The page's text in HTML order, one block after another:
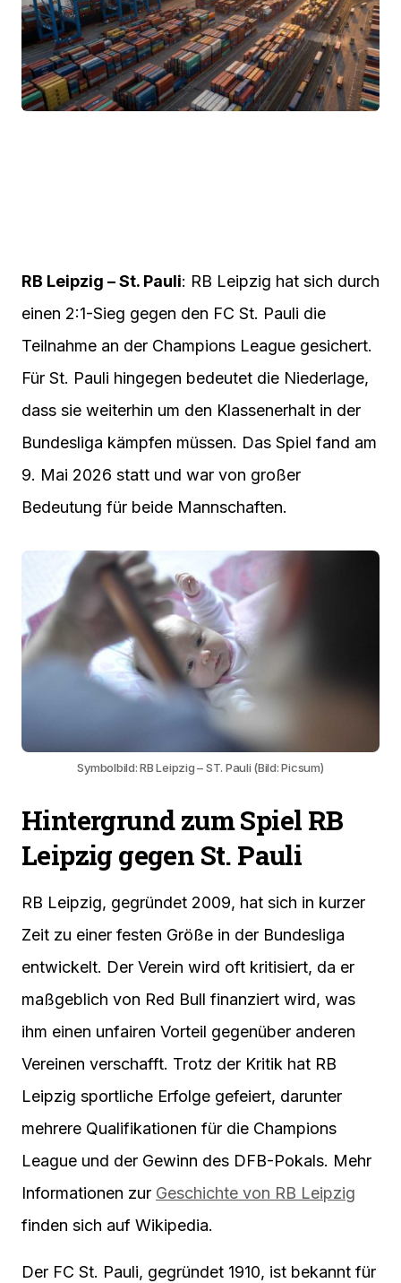
RB Leipzig – St. Pauli: RB Leipzig hat sich durch
einen 2:1-Sieg gegen den FC St. Pauli die
Teilnahme an der Champions League gesichert.
Für St. Pauli hingegen bedeutet die Niederlage,
dass sie weiterhin um den Klassenerhalt in der
Bundesliga kämpfen müssen. Das Spiel fand am
9. Mai 2026 statt und war von großer
Bedeutung für beide Mannschaften.
Symbolbild: RB Leipzig – ST. Pauli (Bild: Picsum)
Hintergrund zum Spiel RB
Leipzig gegen St. Pauli
RB Leipzig, gegründet 2009, hat sich in kurzer
Zeit zu einer festen Größe in der Bundesliga
entwickelt. Der Verein wird oft kritisiert, da er
maßgeblich von Red Bull finanziert wird, was
ihm einen unfairen Vorteil gegenüber anderen
Vereinen verschafft. Trotz der Kritik hat RB
Leipzig sportliche Erfolge gefeiert, darunter
mehrere Qualifikationen für die Champions
League und der Gewinn des DFB-Pokals. Mehr
Informationen zur Geschichte von RB Leipzig
finden sich auf Wikipedia.
Der FC St. Pauli, gegründet 1910, ist bekannt für